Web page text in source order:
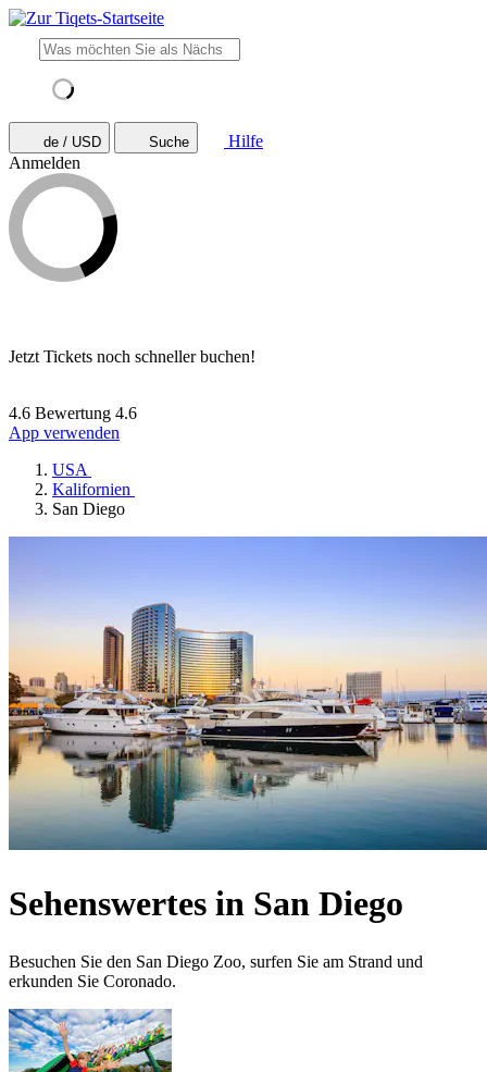
de / USD Suche
Hilfe
Anmelden
Jetzt Tickets noch schneller buchen!
4.6 Bewertung 4.6
App verwenden
USA
Kalifornien
San Diego
Sehenswertes in San Diego
Besuchen Sie den San Diego Zoo, surfen Sie am Strand und
erkunden Sie Coronado.